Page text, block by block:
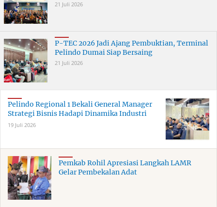
21 Juli 2026
P-TEC 2026 Jadi Ajang Pembuktian, Terminal
Pelindo Dumai Siap Bersaing
21 Juli 2026
Pelindo Regional 1 Bekali General Manager
Strategi Bisnis Hadapi Dinamika Industri
19 Juli 2026
Pemkab Rohil Apresiasi Langkah LAMR
Gelar Pembekalan Adat